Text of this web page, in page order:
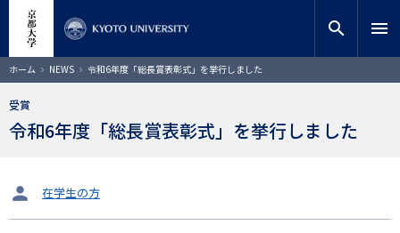
コ
ン
テ
ン
ツ
サイト内検索 search menu
ホーム NEWS 令和6年度「総長賞表彰式」を挙行しました
受賞
令和6年度「総長賞表彰式」を挙行しました
タ
在学生の方